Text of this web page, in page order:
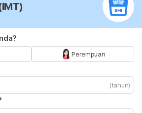
Perempuan
(tahun)